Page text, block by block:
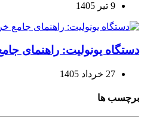
9 تیر 1405
دستگاه یونولیت: راهنمای
27 خرداد 1405
برچسب ها